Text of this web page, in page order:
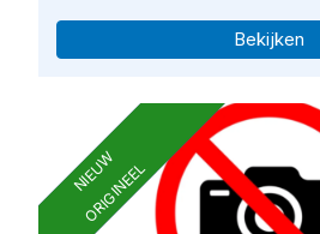
Bekijken
NIEUW
ORIGINEEL